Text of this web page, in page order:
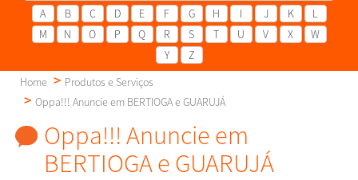
A B C D E F G H I J K
L
M
N O P Q R S T U V X
W
Y
Z
Home
Produtos e Serviços
Oppa!!! Anuncie em BERTIOGA e GUARUJÁ
Oppa!!! Anuncie em
BERTIOGA e GUARUJÁ